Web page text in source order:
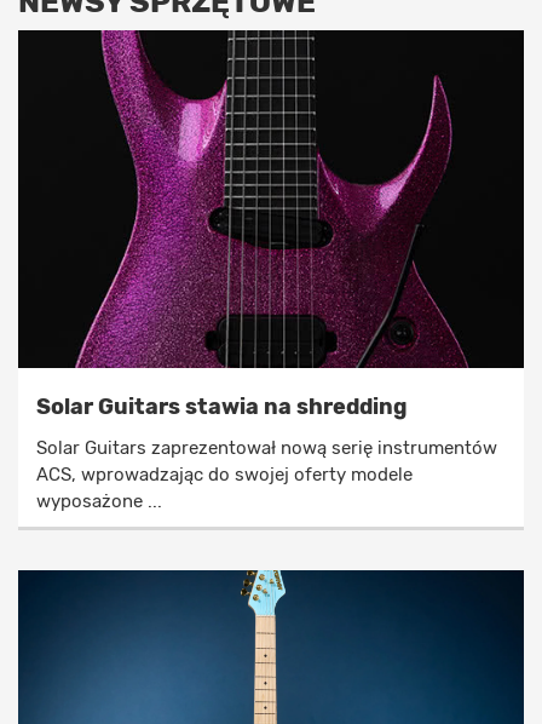
Solar Guitars stawia na shredding
Solar Guitars zaprezentował nową serię instrumentów
ACS, wprowadzając do swojej oferty modele
wyposażone ...